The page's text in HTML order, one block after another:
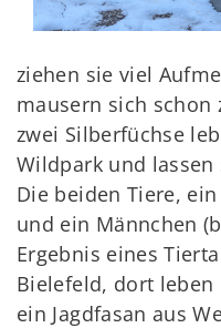
ziehen sie viel
mausern sich schon
zwei Silberfüchse
Wildpark und lassen
Die beiden Tiere,
und ein Männchen
Ergebnis eines
Bielefeld, dort leben
ein Jagdfasan aus